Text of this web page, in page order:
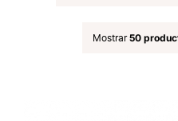
Mostrar50